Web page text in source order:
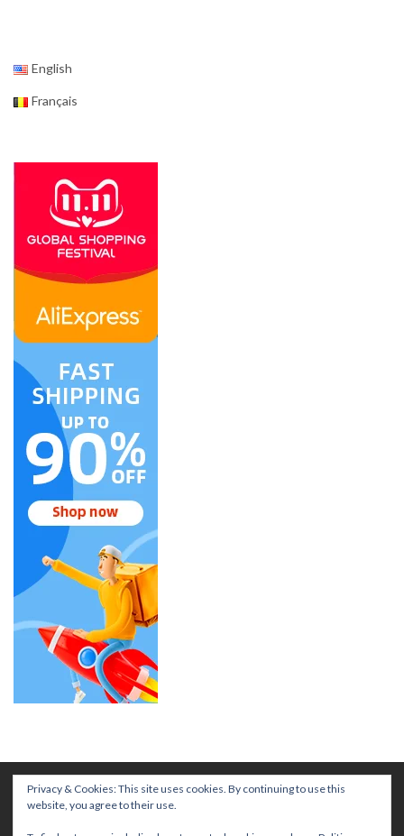
English
Français
Privacy & Cookies: This site uses cookies. By continuing to use this
website, you agree to their use.